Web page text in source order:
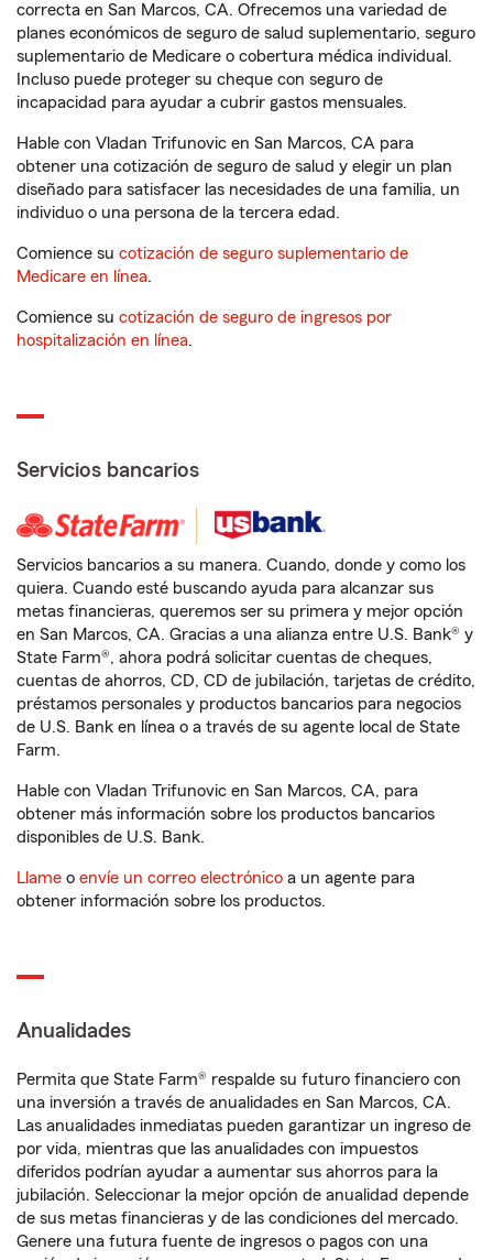
correcta en San Marcos, CA. Ofrecemos una variedad de
planes económicos de seguro de salud suplementario, seguro
suplementario de Medicare o cobertura médica individual.
Incluso puede proteger su cheque con seguro de
incapacidad para ayudar a cubrir gastos mensuales.
Hable con Vladan Trifunovic en San Marcos, CA para
obtener una cotización de seguro de salud y elegir un plan
diseñado para satisfacer las necesidades de una familia, un
individuo o una persona de la tercera edad.
Comience su cotización de seguro suplementario de
Medicare en línea.
Comience su cotización de seguro de ingresos por
hospitalización en línea.
Servicios bancarios
Servicios bancarios a su manera. Cuando, donde y como los
quiera. Cuando esté buscando ayuda para alcanzar sus
metas financieras, queremos ser su primera y mejor opción
en San Marcos, CA. Gracias a una alianza entre U.S. Bank® y
State Farm®, ahora podrá solicitar cuentas de cheques,
cuentas de ahorros, CD, CD de jubilación, tarjetas de crédito,
préstamos personales y productos bancarios para negocios
de U.S. Bank en línea o a través de su agente local de State
Farm.
Hable con Vladan Trifunovic en San Marcos, CA, para
obtener más información sobre los productos bancarios
disponibles de U.S. Bank.
Llame o envíe un correo electrónico a un agente para
obtener información sobre los productos.
Anualidades
Permita que State Farm® respalde su futuro financiero con
una inversión a través de anualidades en San Marcos, CA.
Las anualidades inmediatas pueden garantizar un ingreso de
por vida, mientras que las anualidades con impuestos
diferidos podrían ayudar a aumentar sus ahorros para la
jubilación. Seleccionar la mejor opción de anualidad depende
de sus metas financieras y de las condiciones del mercado.
Genere una futura fuente de ingresos o pagos con una